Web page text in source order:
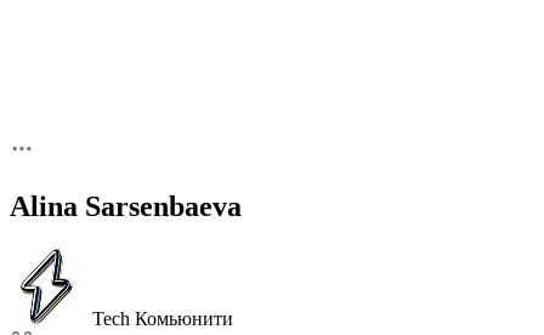
Alina Sarsenbaeva
Tech Комьюнити